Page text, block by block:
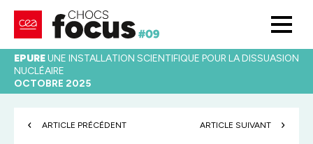
EPUREUNE INSTALLATION SCIENTIFIQUE POUR LA DISSUASION
NUCLÉAIRE
OCTOBRE 2025
ARTICLE PRÉCÉDENT ARTICLE SUIVANT